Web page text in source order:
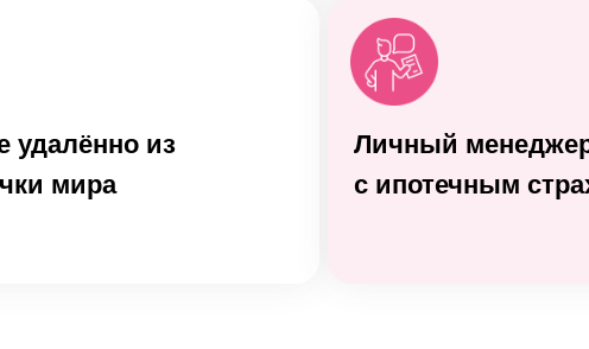
удалённо из
мира
Личный
с ипотечным